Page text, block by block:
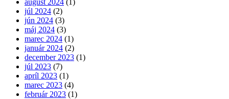
júl 2024 (2)
jún 2024 (3)
máj 2024 (3)
marec 2024 (1)
január 2024 (2)
december 2023 (1)
júl 2023 (7)
apríl 2023 (1)
marec 2023 (4)
február 2023 (1)